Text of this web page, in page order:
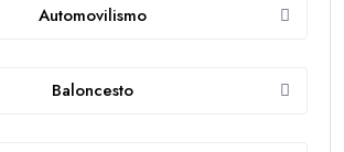
Automovilismo
Baloncesto